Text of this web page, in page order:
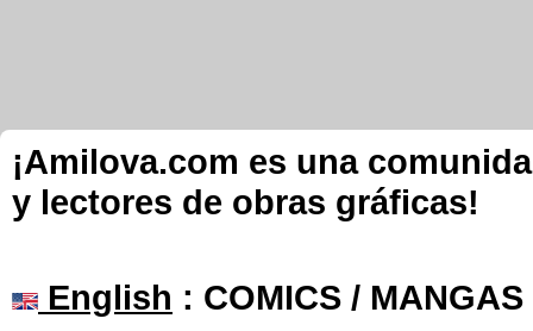
¡Amilova.com es una
y lectores de obras gráficas!
English : COMICS /